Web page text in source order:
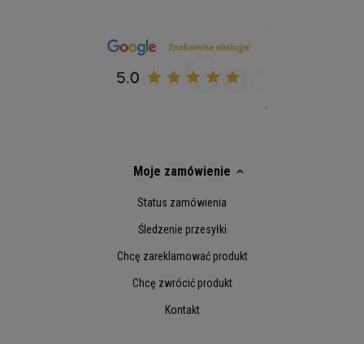
Moje zamówienie
Status zamówienia
Śledzenie przesyłki
Chcę zareklamować produkt
Chcę zwrócić produkt
Kontakt